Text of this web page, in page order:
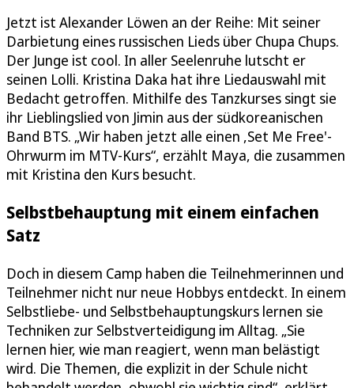
Jetzt ist Alexander Löwen an der Reihe: Mit seiner
Darbietung eines russischen Lieds über Chupa Chups.
Der Junge ist cool. In aller Seelenruhe lutscht er
seinen Lolli. Kristina Daka hat ihre Liedauswahl mit
Bedacht getroffen. Mithilfe des Tanzkurses singt sie
ihr Lieblingslied von Jimin aus der südkoreanischen
Band BTS. „Wir haben jetzt alle einen ,Set Me Free'-
Ohrwurm im MTV-Kurs“, erzählt Maya, die zusammen
mit Kristina den Kurs besucht.
Selbstbehauptung mit einem einfachen
Satz
Doch in diesem Camp haben die Teilnehmerinnen und
Teilnehmer nicht nur neue Hobbys entdeckt. In einem
Selbstliebe- und Selbstbehauptungskurs lernen sie
Techniken zur Selbstverteidigung im Alltag. „Sie
lernen hier, wie man reagiert, wenn man belästigt
wird. Die Themen, die explizit in der Schule nicht